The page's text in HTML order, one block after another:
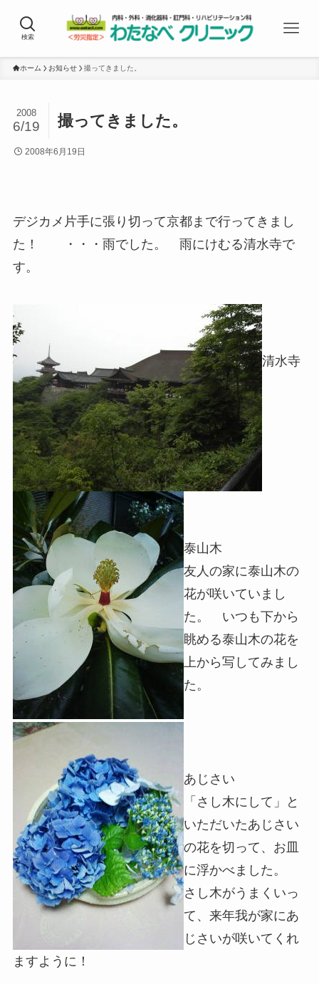
検索
ホーム お知らせ 撮ってきました。
撮ってきました。
2008
6/19
2008年6月19日
デジカメ片手に張り切って京都まで行ってきまし
た！ ・・・雨でした。 雨にけむる清水寺で
す。
清水寺
泰山木
友人の家に泰山木の
花が咲いていまし
た。 いつも下から
眺める泰山木の花を
上から写してみまし
た。
あじさい
「さし木にして」と
いただいたあじさい
の花を切って、お皿
に浮かべました。
さし木がうまくいっ
て、来年我が家にあ
じさいが咲いてくれ
ますように！